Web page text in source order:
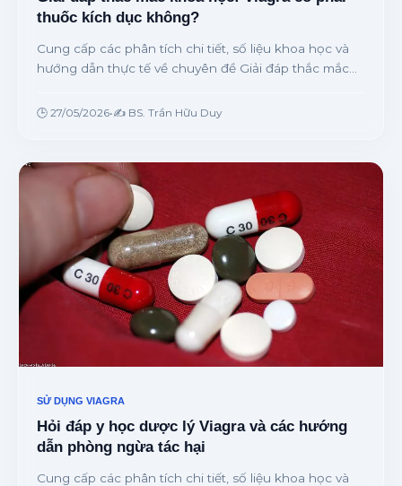
thuốc kích dục không?
Cung cấp các phân tích chi tiết, số liệu khoa học và
hướng dẫn thực tế về chuyên đề Giải đáp thắc mắc
chuyên gia.
🕒 27/05/2026•✍️ BS. Trần Hữu Duy
SỬ DỤNG VIAGRA
Hỏi đáp y học dược lý Viagra và các hướng
dẫn phòng ngừa tác hại
Cung cấp các phân tích chi tiết, số liệu khoa học và